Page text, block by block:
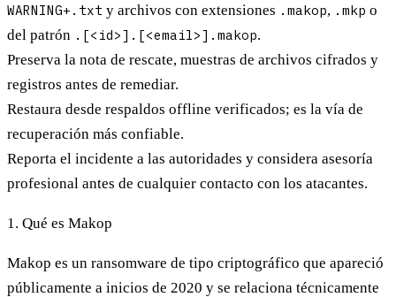
WARNING+.txt y archivos con extensiones .makop, .mkp o
del patrón .[<id>].[<email>].makop.
Preserva la nota de rescate, muestras de archivos cifrados y
registros antes de remediar.
Restaura desde respaldos offline verificados; es la vía de
recuperación más confiable.
Reporta el incidente a las autoridades y considera asesoría
profesional antes de cualquier contacto con los atacantes.
1. Qué es Makop
Makop es un ransomware de tipo criptográfico que apareció
públicamente a inicios de 2020 y se relaciona técnicamente